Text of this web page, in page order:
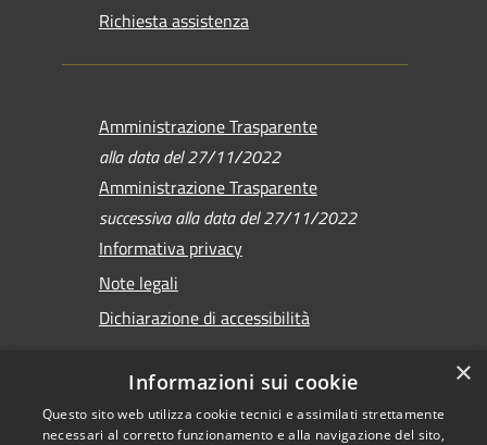
Richiesta assistenza
Amministrazione Trasparente
alla data del 27/11/2022
Amministrazione Trasparente
successiva alla data del 27/11/2022
Informativa privacy
Note legali
Dichiarazione di accessibilità
RSS
Copyright © 2026 •
×
Informazioni sui cookie
Questo sito web utilizza cookie tecnici e assimilati strettamente
necessari al corretto funzionamento e alla navigazione del sito,